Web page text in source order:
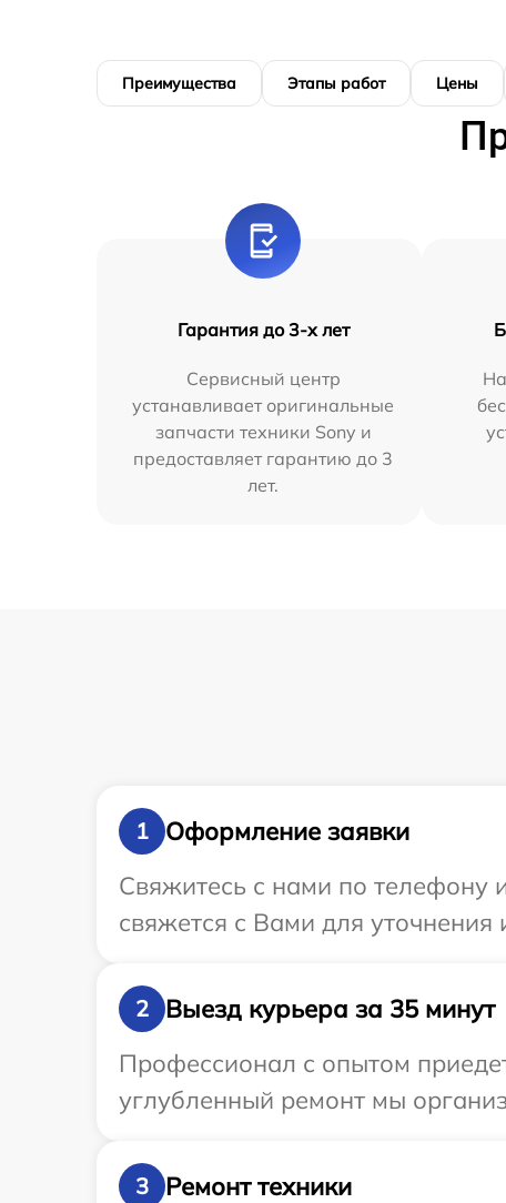
Преимущества Этапы работ Цены
Гарантия до 3-х лет
Сервисный центр
устанавливает оригинальные
запчасти техники Sony и
предоставляет гарантию до 3
лет.
1
Оформление заявки
Свяжитесь с нами по телефону
свяжется с Вами для
2
Выезд курьера за 35 минут
Профессионал с опытом
углубленный ремонт мы
3
Ремонт техники